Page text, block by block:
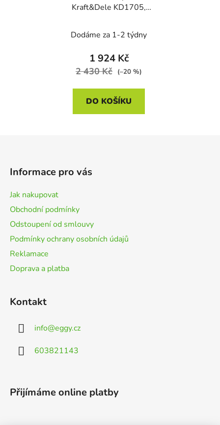
Kraft&Dele KD1705,
Dodáme za 1-2 týdny
1 924 Kč
2 430 Kč (–20 %)
DO KOŠÍKU
Informace pro vás
Jak nakupovat
Obchodní podmínky
Odstoupení od smlouvy
Podmínky ochrany osobních údajů
Reklamace
Doprava a platba
Kontakt
info@eggy.cz
603821143
Přijímáme online platby